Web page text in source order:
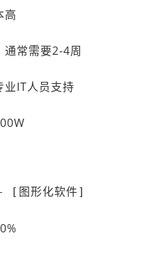
高
通常需要2-4周
业IT人员支持
[图形化软件]